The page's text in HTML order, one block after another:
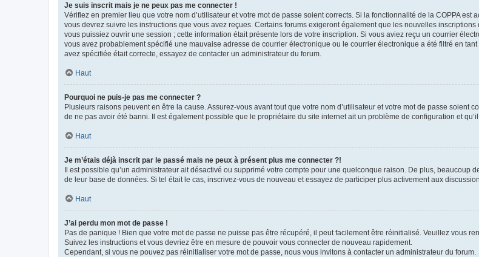
Je suis inscrit mais je ne peux pas me connecter !
Vérifiez en premier lieu que votre nom d’utilisateur et votre mot de passe soient corrects. Si la fonctionnalité de la COPPA
vous devrez suivre les instructions que vous avez reçues. Certains forums exigeront également que les nouvelles
vous puissiez ouvrir une session ; cette information était présente lors de votre inscription. Si vous aviez reçu un courrier
vous avez probablement spécifié une mauvaise adresse de courrier électronique ou le courrier électronique a été filtré en
avez spécifiée était correcte, essayez de contacter un administrateur du forum.
Haut
Pourquoi ne puis-je pas me connecter ?
Plusieurs raisons peuvent en être la cause. Assurez-vous avant tout que votre nom d’utilisateur et votre mot de passe soient
de ne pas avoir été banni. Il est également possible que le propriétaire du site internet ait un problème de configuration et
Haut
Je m’étais déjà inscrit par le passé mais ne peux à présent plus me connecter ?!
Il est possible qu’un administrateur ait désactivé ou supprimé votre compte pour une quelconque raison. De plus,
de leur base de données. Si tel était le cas, inscrivez-vous de nouveau et essayez de participer plus activement aux
Haut
J’ai perdu mon mot de passe !
Pas de panique ! Bien que votre mot de passe ne puisse pas être récupéré, il peut facilement être réinitialisé. Veuillez vous
Suivez les instructions et vous devriez être en mesure de pouvoir vous connecter de nouveau rapidement.
Cependant, si vous ne pouvez pas réinitialiser votre mot de passe, nous vous invitons à contacter un administrateur du forum.